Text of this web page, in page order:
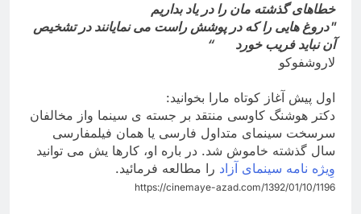
خطاهای گذشته مان را در یاد بداریم
"دروغ هایی را که در پوشش راست می نمایانند در تشخیص
آن نباید فریب خورد “
لاروشفوکو
اول پیش آغاز کوتاه مارا بخوانید:
دکتر هوشنگ کاوسی منتقد بر جسته ی سینما واز مخالفان
سرسخت سینمای متداول فارسی یا همان فیلمفارسی
سال گذشته خاموش شد. در باره او، کارها یش می توانید
وِیژه نامه سینمای آزاد را مطالعه فرمائید.
https://cinemaye-azad.com/1392/01/10/1196